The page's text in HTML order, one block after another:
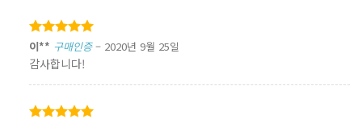
5 중에서
5로 평가됨
이** 구매인증 – 2020년 9월 25일
감사합니다!